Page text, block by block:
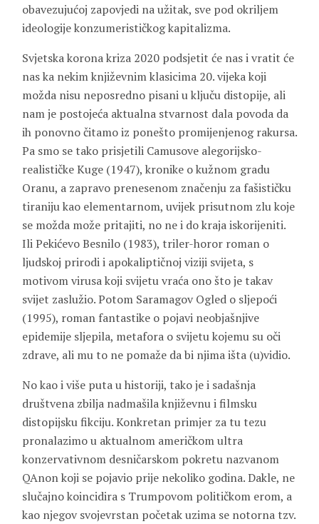
obavezujućoj zapovjedi na užitak, sve pod okriljem
ideologije konzumerističkog kapitalizma.
Svjetska korona kriza 2020 podsjetit će nas i vratit će
nas ka nekim književnim klasicima 20. vijeka koji
možda nisu neposredno pisani u ključu distopije, ali
nam je postojeća aktualna stvarnost dala povoda da
ih ponovno čitamo iz ponešto promijenjenog rakursa.
Pa smo se tako prisjetili Camusove alegorijsko-
realističke Kuge (1947), kronike o kužnom gradu
Oranu, a zapravo prenesenom značenju za fašističku
tiraniju kao elementarnom, uvijek prisutnom zlu koje
se možda može pritajiti, no ne i do kraja iskorijeniti.
Ili Pekićevo Besnilo (1983), triler-horor roman o
ljudskoj prirodi i apokaliptičnoj viziji svijeta, s
motivom virusa koji svijetu vraća ono što je takav
svijet zaslužio. Potom Saramagov Ogled o sljepoći
(1995), roman fantastike o pojavi neobjašnjive
epidemije sljepila, metafora o svijetu kojemu su oči
zdrave, ali mu to ne pomaže da bi njima išta (u)vidio.
No kao i više puta u historiji, tako je i sadašnja
društvena zbilja nadmašila književnu i filmsku
distopijsku fikciju. Konkretan primjer za tu tezu
pronalazimo u aktualnom američkom ultra
konzervativnom desničarskom pokretu nazvanom
QAnon koji se pojavio prije nekoliko godina. Dakle, ne
slučajno koincidira s Trumpovom političkom erom, a
kao njegov svojevrstan početak uzima se notorna tzv.